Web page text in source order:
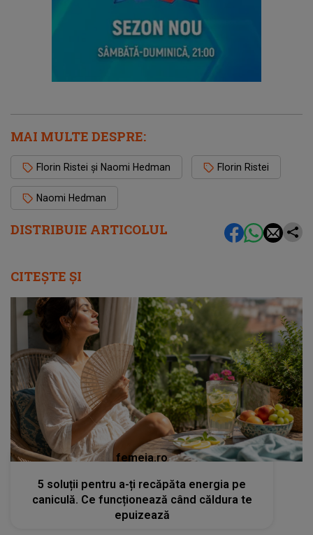
DISTRIBUIE ARTICOLUL
MAI MULTE DESPRE:
Florin Ristei și Naomi Hedman Florin Ristei
Naomi Hedman
CITEȘTE ȘI
femeia.ro
5 soluții pentru a-ți recăpăta energia pe
caniculă. Ce funcționează când căldura te
epuizează